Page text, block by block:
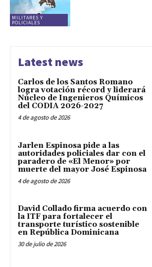
MILITARES Y
POLICIALES
Latest news
Carlos de los Santos Romano
logra votación récord y liderará
Núcleo de Ingenieros Químicos
del CODIA 2026-2027
4 de agosto de 2026
Jarlen Espinosa pide a las
autoridades policiales dar con el
paradero de «El Menor» por
muerte del mayor José Espinosa
4 de agosto de 2026
David Collado firma acuerdo con
la ITF para fortalecer el
transporte turístico sostenible
en República Dominicana
30 de julio de 2026